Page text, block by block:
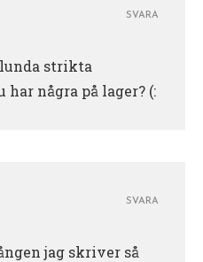
strikta
har några på lager? (:
SVARA
jag skriver så
SVARA